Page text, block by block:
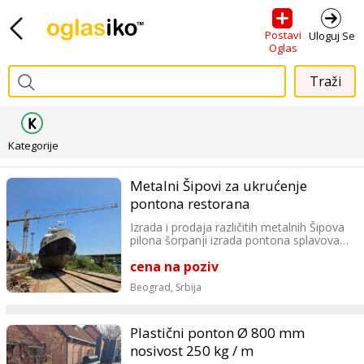
Postavi
Oglas
Uloguj Se
Kategorije
Metalni Šipovi za ukrućenje
pontona restorana
Izrada i prodaja različitih metalnih Šipova
pilona šorpanji izrada pontona splavova
Kontakt
cena na poziv
Beograd, Srbija
Plastični ponton Ø 800 mm
nosivost 250 kg / m